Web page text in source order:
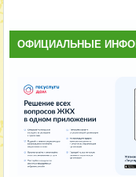
ОФИЦИАЛЬНЫЕ